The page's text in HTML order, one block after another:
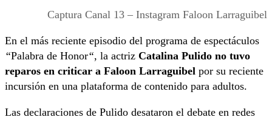
Captura Canal 13 – Instagram Faloon Larraguibel
En el más reciente episodio del programa de espectáculos
“Palabra de Honor“, la actriz Catalina Pulido no tuvo
reparos en criticar a Faloon Larraguibel por su reciente
incursión en una plataforma de contenido para adultos.
Las declaraciones de Pulido desataron el debate en redes